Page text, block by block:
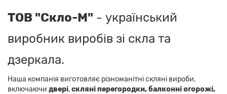
ТОВ "Скло-М" - український
виробник виробів зі скла та
дзеркала.
Наша компанія виготовляє різноманітні скляні вироби,
включаючи двері,скляні перегородки, балконні огорожі,